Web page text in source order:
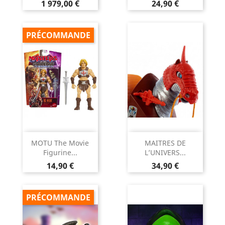
Prix
1 979,00 € Prix
24,90 €
MOTU The Movie
Figurine...
Prix
14,90 €
PRÉCOMMANDE
MAITRES DE
L’UNIVERS...
Prix
34,90 €
PRÉCOMMANDE